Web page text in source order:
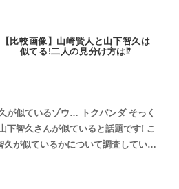
【比較画像】山崎賢人と山下智久は
似てる!二人の見分け方は⁉
が似ているゾウ… トクパンダ そっく
下智久さんが似ていると話題です! こ
が似ているかについて調査していき